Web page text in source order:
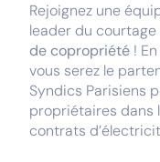
Rejoignez une
leader du
de copropriété !
vous serez le
Syndics Parisiens
propriétaires dans
contrats